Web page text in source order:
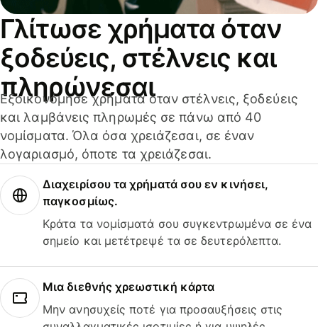
Γλίτωσε χρήματα όταν
ξοδεύεις, στέλνεις και
πληρώνεσαι
Εξοικονόμησε χρήματα όταν στέλνεις, ξοδεύεις
και λαμβάνεις πληρωμές σε πάνω από 40
νομίσματα. Όλα όσα χρειάζεσαι, σε έναν
λογαριασμό, όποτε τα χρειάζεσαι.
Διαχειρίσου τα χρήματά σου εν κινήσει,
παγκοσμίως.
Κράτα τα νομίσματά σου συγκεντρωμένα σε ένα
σημείο και μετέτρεψέ τα σε δευτερόλεπτα.
Μια διεθνής χρεωστική κάρτα
Μην ανησυχείς ποτέ για προσαυξήσεις στις